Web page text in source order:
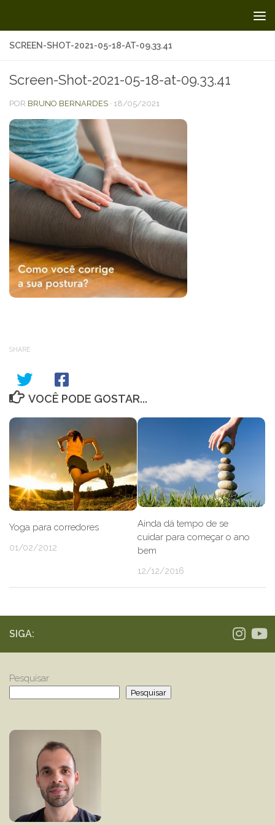
SCREEN-SHOT-2021-05-18-AT-09.33.41
Screen-Shot-2021-05-18-at-09.33.41
POR BRUNO BERNARDES · 18/05/2021
SHARE
VOCÊ PODE GOSTAR...
Yoga para corredores
01/02/2012
Ainda dá tempo de se
cuidar para começar o ano
bem
12/12/2016
SIGA:
Pesquisar
Pesquisar